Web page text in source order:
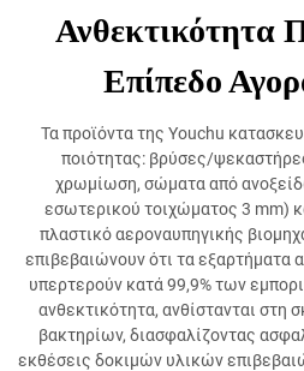
Ανθεκτικότητα
Επίπεδο
Τα προϊόντα της Youchu
ποιότητας: βρύσες/
χρωμίωση, σώματα από
εσωτερικού τοιχώματος 3 mm)
πλαστικό αεροναυπηγικής
επιβεβαιώνουν ότι τα εξαρτήματα
υπερτερούν κατά 99,9% των
ανθεκτικότητα, ανθίστανται στη
βακτηρίων, διασφαλίζοντας
εκθέσεις δοκιμών υλικών